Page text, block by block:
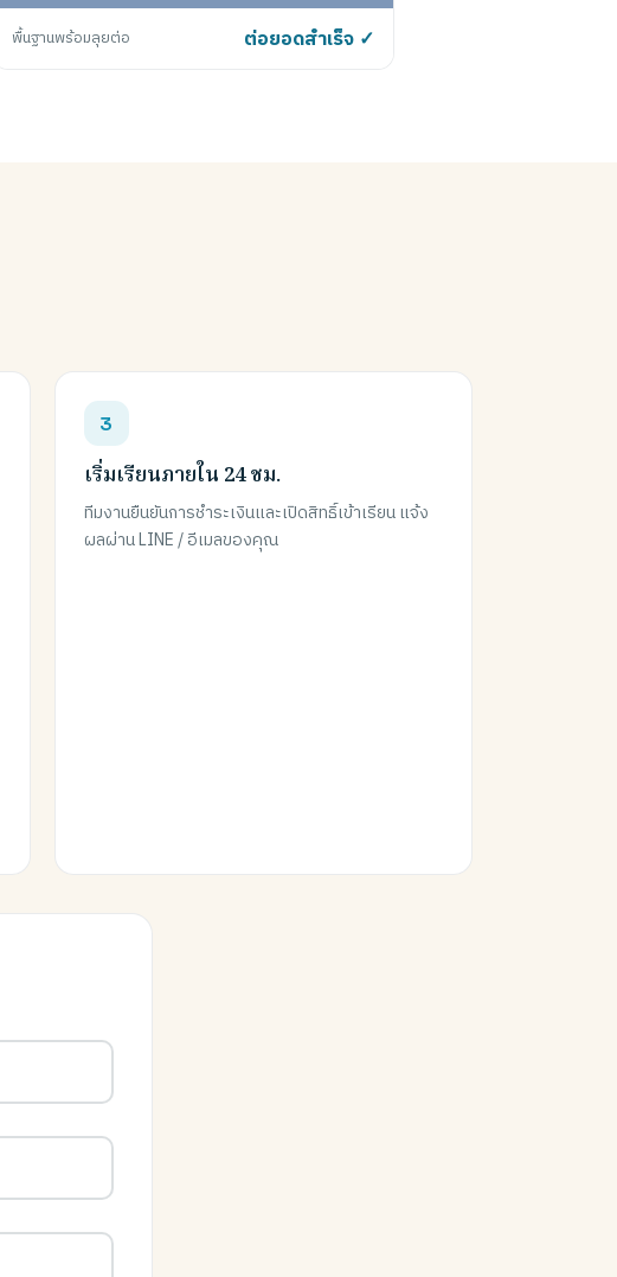
พื้นฐานพร้อมลุยต่อ ต่อยอดสำเร็จ ✓
เริ่มเรียนภายใน 24 ชม.
ทีมงานยืนยันการชำระเงินและเปิดสิทธิ์เข้าเรียน แจ้ง
ผลผ่าน LINE / อีเมลของคุณ